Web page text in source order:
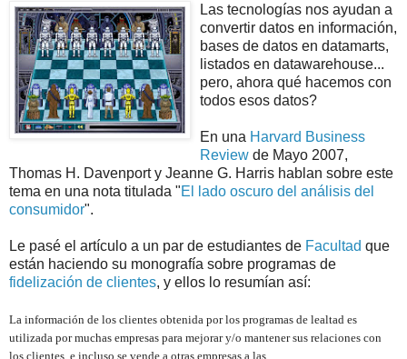
Las tecnologías nos ayudan a
convertir datos en información,
bases de datos en datamarts,
listados en datawarehouse...
pero, ahora qué hacemos con
todos esos datos?
En una Harvard Business
Review de Mayo 2007,
Thomas H. Davenport y Jeanne G. Harris hablan sobre este
tema en una nota titulada "El lado oscuro del análisis del
consumidor".
Le pasé el artículo a un par de estudiantes de Facultad que
están haciendo su monografía sobre programas de
fidelización de clientes, y ellos lo resumían así:
La información de los clientes obtenida por los programas de lealtad es
utilizada por muchas empresas para mejorar y/o mantener sus relaciones con
los clientes, e incluso se vende a otras empresas a las